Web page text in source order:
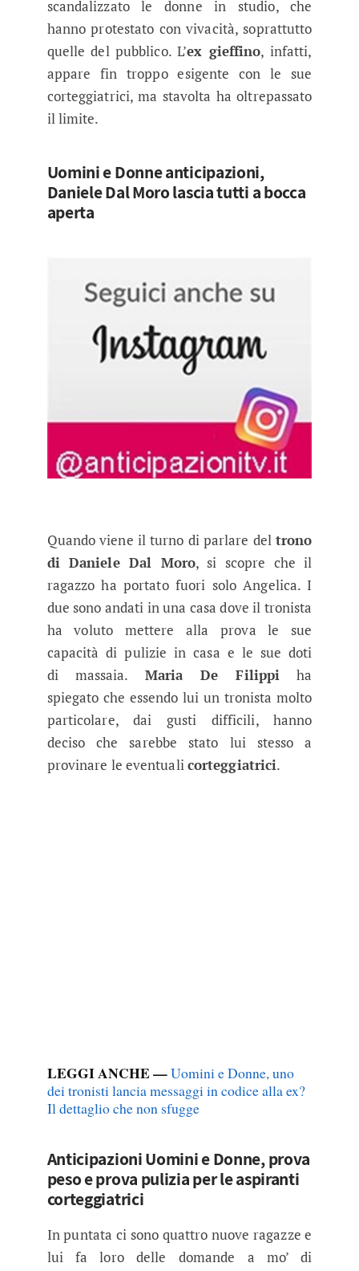
scandalizzato le donne in studio, che
hanno protestato con vivacità, soprattutto
quelle del pubblico. L’ex gieffino, infatti,
appare fin troppo esigente con le sue
corteggiatrici, ma stavolta ha oltrepassato
il limite.
Uomini e Donne anticipazioni,
Daniele Dal Moro lascia tutti a bocca
aperta
Quando viene il turno di parlare del trono
di Daniele Dal Moro, si scopre che il
ragazzo ha portato fuori solo Angelica. I
due sono andati in una casa dove il tronista
ha voluto mettere alla prova le sue
capacità di pulizie in casa e le sue doti
di massaia. Maria De Filippi ha
spiegato che essendo lui un tronista molto
particolare, dai gusti difficili, hanno
deciso che sarebbe stato lui stesso a
provinare le eventualicorteggiatrici.
LEGGI ANCHE —Uomini e Donne, uno
dei tronisti lancia messaggi in codice alla ex?
Il dettaglio che non sfugge
Anticipazioni Uomini e Donne, prova
peso e prova pulizia per le aspiranti
corteggiatrici
In puntata ci sono quattro nuove ragazze e
lui fa loro delle domande a mo’ di